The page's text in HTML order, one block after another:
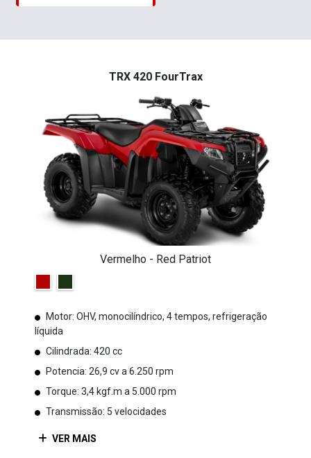
TRX 420 FourTrax
Vermelho - Red Patriot
Motor: OHV, monocilíndrico, 4 tempos, refrigeração
líquida
Cilindrada: 420 cc
Potencia: 26,9 cv a 6.250 rpm
Torque: 3,4 kgf.m a 5.000 rpm
Transmissão: 5 velocidades
VER MAIS